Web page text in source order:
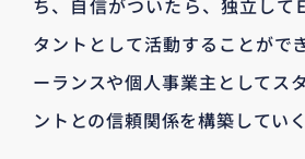
ち、自信がついたら、独立して
タントとして活動することがで
ーランスや個人事業主としてス
ントとの信頼関係を構築してい